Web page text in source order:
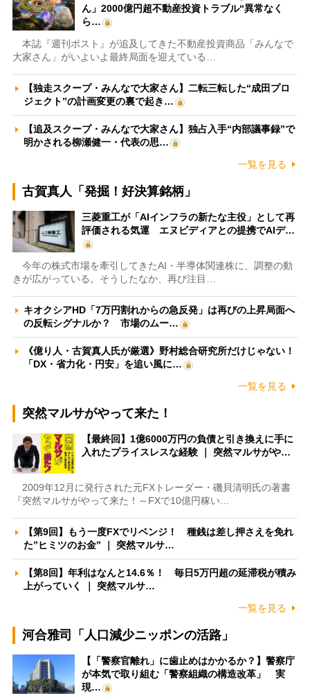
ん」2000億円超不動産投資トラブル“異常なく
ら…
本誌『週刊ポスト』が追及してきた不動産投資商品「みんなで
大家さん」がいよいよ最終局面を迎えている…
【独走スクープ・みんなで大家さん】二転三転した“成田プロ
ジェクト”の計画変更の裏で起き…
【追及スクープ・みんなで大家さん】独占入手“内部議事録”で
明かされる柳瀬健一・代表の思…
一覧を見る
古賀真人「発掘！好決算銘柄」
三菱重工が「AIインフラの新たな主役」として再
評価される気運 エヌビディアとの提携でAIデ…
今年の株式市場を牽引してきたAI・半導体関連株に、調整の動
きが広がっている。そうしたなか、再び注目…
キオクシアHD「7万円割れからの急反発」は再びの上昇局面へ
の反転シグナルか？ 市場のムー…
《億り人・古賀真人氏が厳選》野村総合研究所だけじゃない！
「DX・省力化・円安」を追い風に…
一覧を見る
突然マルサがやって来た！
【最終回】1億6000万円の負債と引き換えに手に
入れたプライスレスな経験 ｜ 突然マルサがや…
2009年12月に発行された元FXトレーダー・磯貝清明氏の著書
『突然マルサがやって来た！～FXで10億円稼い…
【第9回】もう一度FXでリベンジ！ 種銭は差し押さえを免れ
た”ヒミツのお金” ｜ 突然マルサ…
【第8回】年利はなんと14.6％！ 毎日5万円超の延滞税が積み
上がっていく ｜ 突然マルサ…
一覧を見る
河合雅司「人口減少ニッポンの活路」
【「警察官離れ」に歯止めはかかるか？】警察庁
が本気で取り組む「警察組織の構造改革」 実
現…